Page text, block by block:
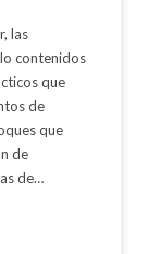
las
contenidos
que
de
que
de
de…